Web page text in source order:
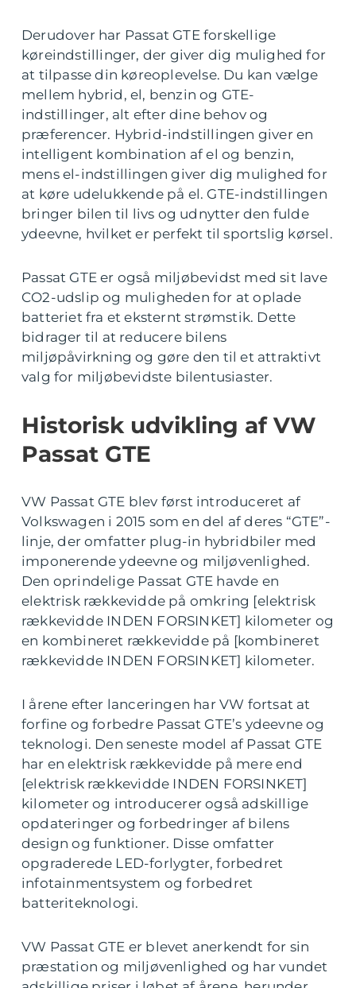
Derudover har Passat GTE forskellige
køreindstillinger, der giver dig mulighed for
at tilpasse din køreoplevelse. Du kan vælge
mellem hybrid, el, benzin og GTE-
indstillinger, alt efter dine behov og
præferencer. Hybrid-indstillingen giver en
intelligent kombination af el og benzin,
mens el-indstillingen giver dig mulighed for
at køre udelukkende på el. GTE-indstillingen
bringer bilen til livs og udnytter den fulde
ydeevne, hvilket er perfekt til sportslig kørsel.
Passat GTE er også miljøbevidst med sit lave
CO2-udslip og muligheden for at oplade
batteriet fra et eksternt strømstik. Dette
bidrager til at reducere bilens
miljøpåvirkning og gøre den til et attraktivt
valg for miljøbevidste bilentusiaster.
Historisk udvikling af VW
Passat GTE
VW Passat GTE blev først introduceret af
Volkswagen i 2015 som en del af deres “GTE”-
linje, der omfatter plug-in hybridbiler med
imponerende ydeevne og miljøvenlighed.
Den oprindelige Passat GTE havde en
elektrisk rækkevidde på omkring [elektrisk
rækkevidde INDEN FORSINKET] kilometer og
en kombineret rækkevidde på [kombineret
rækkevidde INDEN FORSINKET] kilometer.
I årene efter lanceringen har VW fortsat at
forfine og forbedre Passat GTE’s ydeevne og
teknologi. Den seneste model af Passat GTE
har en elektrisk rækkevidde på mere end
[elektrisk rækkevidde INDEN FORSINKET]
kilometer og introducerer også adskillige
opdateringer og forbedringer af bilens
design og funktioner. Disse omfatter
opgraderede LED-forlygter, forbedret
infotainmentsystem og forbedret
batteriteknologi.
VW Passat GTE er blevet anerkendt for sin
præstation og miljøvenlighed og har vundet